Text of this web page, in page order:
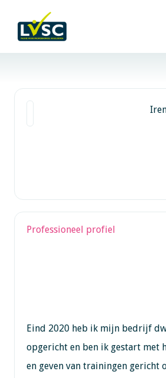
Professioneel profiel
Eind 2020 heb ik mijn bedrijf
opgericht en ben ik gestart met
en geven van trainingen gericht